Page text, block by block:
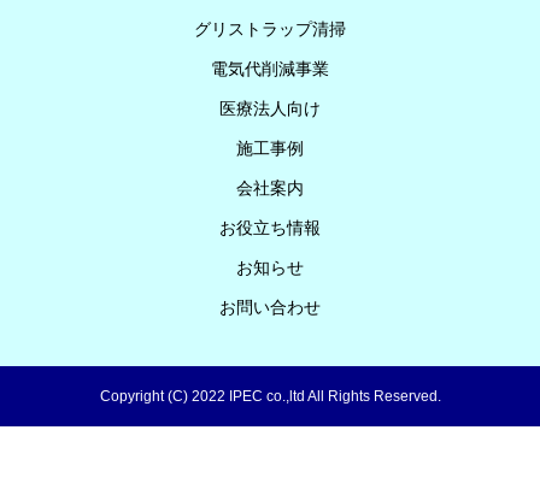
グリストラップ清掃
電気代削減事業
医療法人向け
施工事例
会社案内
お役立ち情報
お知らせ
お問い合わせ
Copyright (C) 2022 IPEC co.,ltd All Rights Reserved.